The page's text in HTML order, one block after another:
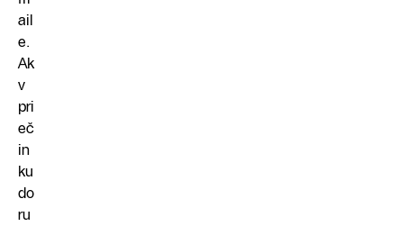
ail
e.
Ak
v
pri
eč
in
ku
do
ru